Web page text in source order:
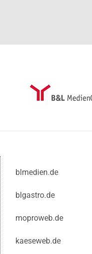
blmedien.de
blgastro.de
moproweb.de
kaeseweb.de